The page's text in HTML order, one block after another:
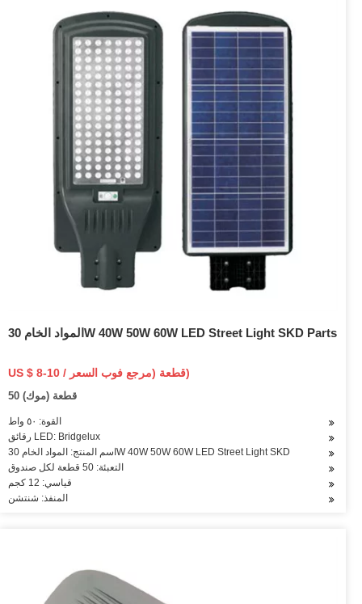
المواد الخام 30W 40W 50W 60W LED Street Light SKD Parts
US $ 8-10 / قطعة (مرجع فوب السعر)
50 قطعة (موك)
القوة: ٥٠ واط
رقائق LED: Bridgelux
اسم المنتج: المواد الخام 30W 40W 50W 60W LED Street Light SKD
التعبئة: 50 قطعة لكل صندوق
قياسي: 12 كجم
المنفذ: شنتشن